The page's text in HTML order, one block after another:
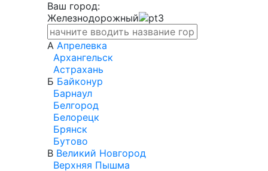
Ваш город:
Железнодорожный
А Апрелевка
Архангельск
Астрахань
Б Байконур
Барнаул
Белгород
Белорецк
Брянск
Бутово
В Великий Новгород
Верхняя Пышма